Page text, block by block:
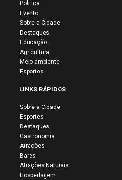
Politica
Evento
Sobre a Cidade
Destaques
Educação
Agricultura
Meio ambiente
Esportes
LINKS RÁPIDOS
Sobre a Cidade
Esportes
Destaques
Gastronomia
Atrações
Bares
Atrações Naturais
Hospedagem